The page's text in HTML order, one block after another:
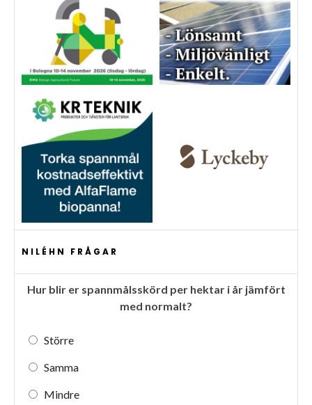
NILÉHN FRÅGAR
Hur blir er spannmålsskörd per hektar i år jämfört
med normalt?
Större
Samma
Mindre